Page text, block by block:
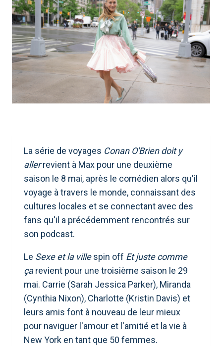
La série de voyages Conan O'Brien doit y
allerrevient à Max pour une deuxième
saison le 8 mai, après le comédien alors qu'il
voyage à travers le monde, connaissant des
cultures locales et se connectant avec des
fans qu'il a précédemment rencontrés sur
son podcast.
Le Sexe et la villespin off Et juste comme
çarevient pour une troisième saison le 29
mai. Carrie (Sarah Jessica Parker), Miranda
(Cynthia Nixon), Charlotte (Kristin Davis) et
leurs amis font à nouveau de leur mieux
pour naviguer l'amour et l'amitié et la vie à
New York en tant que 50 femmes.